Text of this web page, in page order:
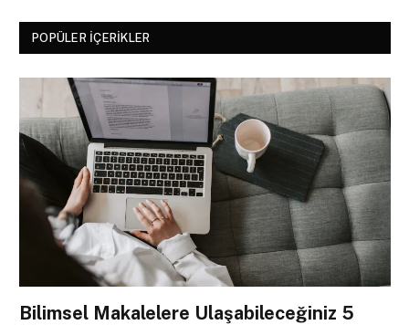
POPÜLER İÇERIKLER
Bilimsel Makalelere Ulaşabileceğiniz 5